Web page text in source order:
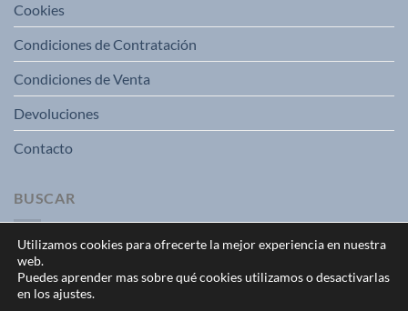
Cookies
Condiciones de Contratación
Condiciones de Venta
Devoluciones
Contacto
BUSCAR
Utilizamos cookies para ofrecerte la mejor experiencia en nuestra
web.
Puedes aprender mas sobre qué cookies utilizamos o desactivarlas
en los ajustes.